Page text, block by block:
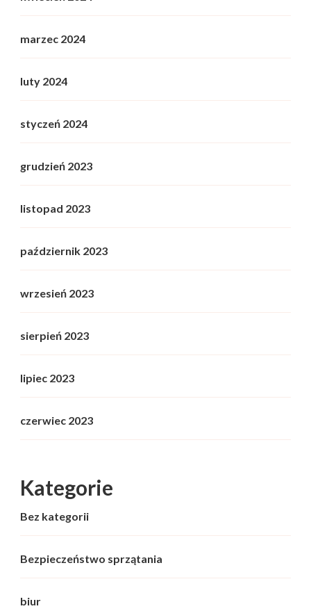
marzec 2024
luty 2024
styczeń 2024
grudzień 2023
listopad 2023
październik 2023
wrzesień 2023
sierpień 2023
lipiec 2023
czerwiec 2023
Kategorie
Bez kategorii
Bezpieczeństwo sprzątania
biur